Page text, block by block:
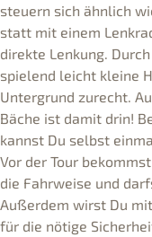
steuern sich ähnlich
statt mit einem
direkte Lenkung.
spielend leicht kleine
Untergrund zurecht.
Bäche ist damit drin!
kannst Du selbst
Vor der Tour
die Fahrweise und
Außerdem wirst Du
für die nötige